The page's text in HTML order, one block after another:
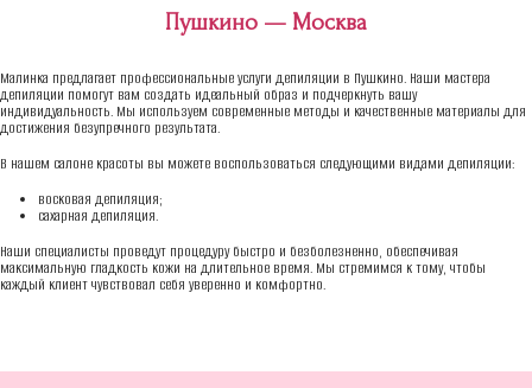
Пушкино — Москва
Малинка предлагает профессиональные услуги депиляции в Пушкино. Наши мастера
депиляции помогут вам создать идеальный образ и подчеркнуть вашу
индивидуальность. Мы используем современные методы и качественные материалы для
достижения безупречного результата.
В нашем салоне красоты вы можете воспользоваться следующими видами депиляции:
восковая депиляция;
сахарная депиляция.
Наши специалисты проведут процедуру быстро и безболезненно, обеспечивая
максимальную гладкость кожи на длительное время. Мы стремимся к тому, чтобы
каждый клиент чувствовал себя уверенно и комфортно.